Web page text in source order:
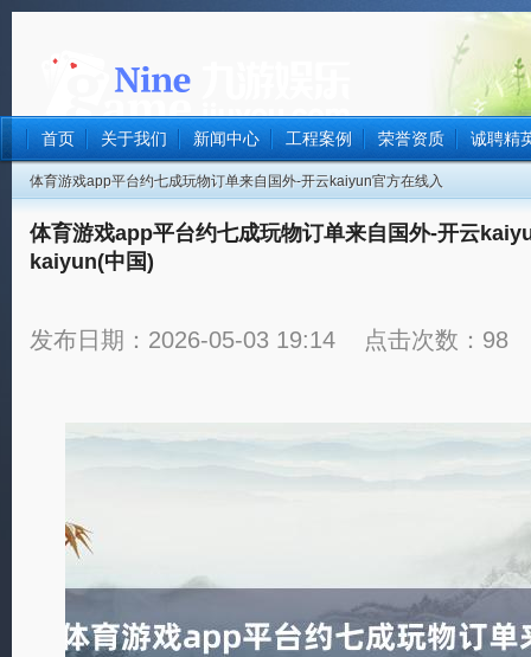
首页 关于我们 新闻中心 工程案例 荣誉资质 诚聘精
体育游戏app平台约七成玩物订单来自国外-开云kaiyun官方在线入
体育游戏app平台约七成玩物订单来自国外-开云
kaiyun(中国)
发布日期：2026-05-03 19:14 点击次数：98